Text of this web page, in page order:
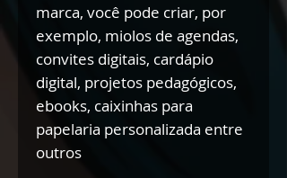
marca, você pode criar, por
exemplo, miolos de agendas,
convites digitais, cardápio
digital, projetos pedagógicos,
ebooks, caixinhas para
papelaria personalizada entre
outros